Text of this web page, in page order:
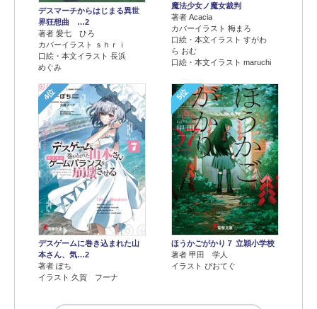
デスマーチからはじまる異世
界狂想曲 …2
著者 愛七 ひろ
カバーイラスト ｓｈｒｉ
口絵・本文イラスト 長浜
めぐみ
魔法少女ノ魔女裁判
著者 Acacia
カバーイラスト 梅まろ
口絵・本文イラスト すがわ
ら おむ
口絵・本文イラスト maruchi
4位
デスゲームに巻き込まれた山
本さん、気…2
著者 ぽち
イラスト 久賀 フーナ
5位
ほうかごがかり７ 立穎小学校
著者 甲田 学人
イラスト ぴおてぐ